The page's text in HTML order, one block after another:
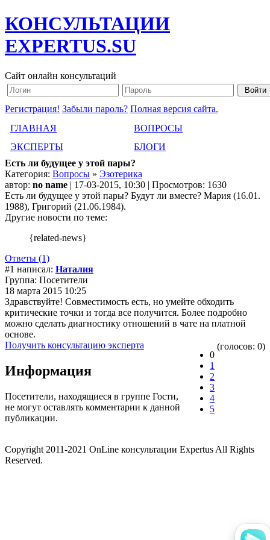
КОНСУЛЬТАЦИИ
EXPERTUS.SU
Сайт онлайн консультаций
Регистрация! Забыли пароль? Полная версия сайта.
ГЛАВНАЯ
ВОПРОСЫ
ЭКСПЕРТЫ
БЛОГИ
Есть ли будущее у этой пары?
Категория: Вопросы » Эзотерика
автор: no name | 17-03-2015, 10:30 | Просмотров: 1630
Есть ли будущее у этой пары? Будут ли вместе? Мария (16.01.
1988), Григорий (21.06.1984).
Другие новости по теме:
{related-news}
Ответы (1)
#1 написал: Наталия
Группа: Посетители
18 марта 2015 10:25
Здравствуйте! Совместимость есть, но умейте обходить
критические точки и тогда все получится. Более подробно
можно сделать диагностику отношений в чате на платной
основе.
Получить консультацию эксперта
0
1
2
3
4
5
(голосов: 0)
Информация
Посетители, находящиеся в группе Гости,
не могут оставлять комментарии к данной
публикации.
Copyright 2011-2021 OnLine консультации Expertus All Rights
Reserved.